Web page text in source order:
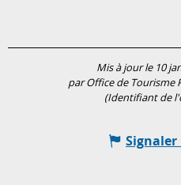
Mis à jour le 10
par Office de Tourisme
(Identifiant de